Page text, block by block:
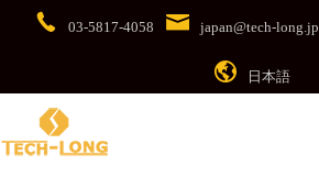
03-5817-4058 japan@tech-long.jp
日本語